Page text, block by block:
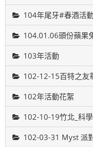
104年尾牙#春酒活動
104.01.06頭份蘋果
103年活動
102-12-15百特之友
102年活動花絮
102-10-19竹北_科
102-03-31 Myst 派